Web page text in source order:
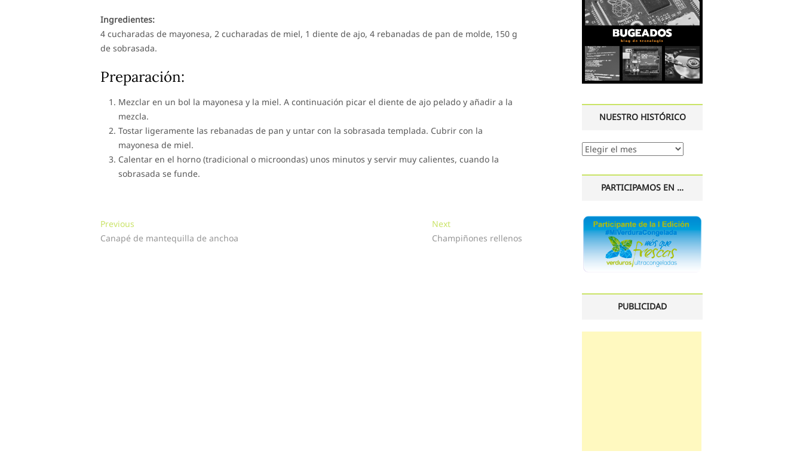
Ingredientes:
4 cucharadas de mayonesa, 2 cucharadas de miel, 1 diente de ajo, 4 rebanadas de pan de molde, 150 g
de sobrasada.
Preparación:
Mezclar en un bol la mayonesa y la miel. A continuación picar el diente de ajo pelado y añadir a la
mezcla.
Tostar ligeramente las rebanadas de pan y untar con la sobrasada templada. Cubrir con la
mayonesa de miel.
Calentar en el horno (tradicional o microondas) unos minutos y servir muy calientes, cuando la
sobrasada se funde.
Navegación
de
Previous
post:
Canapé de mantequilla de anchoa
NextNext
post:
Champiñones rellenos
NUESTRO HISTÓRICO
Nuestro
PARTICIPAMOS EN …
PUBLICIDAD